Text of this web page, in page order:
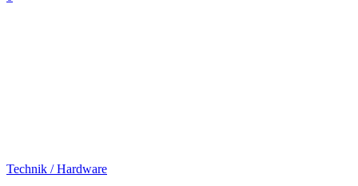
Technik / Hardware